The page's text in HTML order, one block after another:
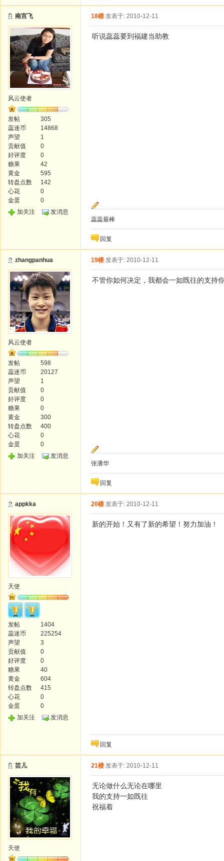
南宫飞
风云使者
发帖
305
蕊迷币
14868
声望
1
贡献值
0
好评度
0
糖果
42
黄金
595
转盘点数
142
心花
0
金蛋
0
加关注
发消息
18楼 发表于: 2010-12-11
听说蕊蕊要到福建当助教
蕊蕊最棒
回复
zhangpanhua
风云使者
发帖
598
蕊迷币
20127
声望
1
贡献值
0
好评度
0
糖果
0
黄金
300
转盘点数
400
心花
0
金蛋
0
加关注
发消息
19楼 发表于: 2010-12-11
不管你如何决定，我都会一如既往的支持
张潘华
回复
appkka
天使
发帖
1404
蕊迷币
225254
声望
3
贡献值
0
好评度
0
糖果
40
黄金
604
转盘点数
415
心花
0
金蛋
0
加关注
发消息
20楼 发表于: 2010-12-11
新的开始！又有了新的希望！努力加油！
回复
芸儿
天使
21楼 发表于: 2010-12-11
无论做什么无论在哪里
我的支持一如既往
祝福着